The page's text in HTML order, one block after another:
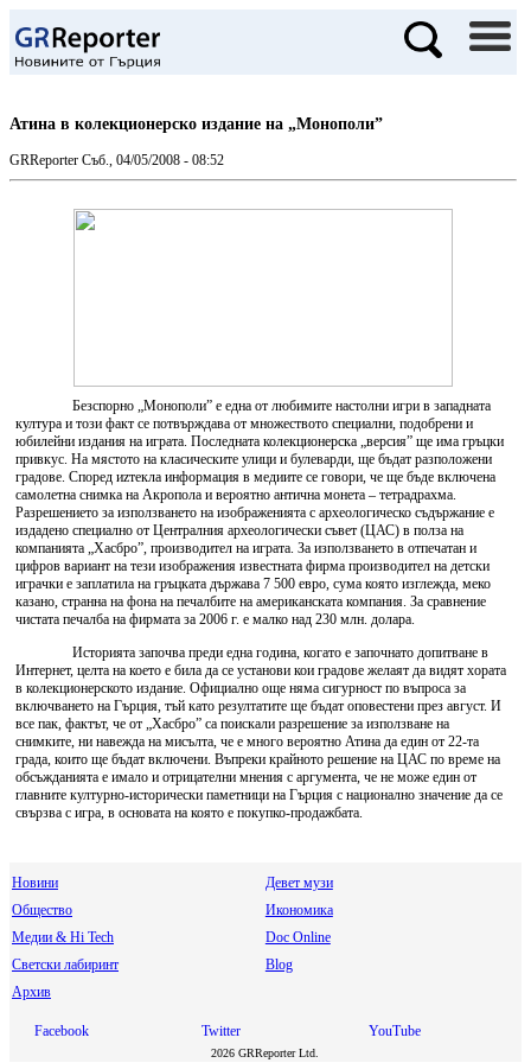
Атина в колекционерско издание на „Монополи”
GRReporter Съб., 04/05/2008 - 08:52
Безспорно „Монополи” е една от любимите настолни игри в западната
култура и този факт се потвърждава от множеството специални, подобрени и
юбилейни издания на играта. Последната колекционерска „версия” ще има гръцки
привкус. На мястото на класическите улици и булеварди, ще бъдат разположени
градове. Според иzтекла информация в медиите се говори, че ще бъде включена
самолетна снимка на Акропола и вероятно антична монета – тетрадрахма.
Разрешението за използването на изображенията с археологическо съдържание е
издадено специално от Централния археологически съвет (ЦАС) в полза на
компанията „Хасбро”, производител на играта. За използването в отпечатан и
цифров вариант на тези изображения известната фирма производител на детски
играчки е заплатила на гръцката държава 7 500 евро, сума която изглежда, меко
казано, странна на фона на печалбите на американската компания. За сравнение
чистата печалба на фирмата за 2006 г. е малко над 230 млн. долара.
Историята започва преди една година, когато е започнато допитване в
Интернет, целта на което е била да се установи кои градове желаят да видят хората
в колекционерското издание. Официално още няма сигурност по въпроса за
включването на Гърция, тъй като резултатите ще бъдат оповестени през август. И
все пак, фактът, че от „Хасбро” са поискали разрешение за използване на
снимките, ни навежда на мисълта, че е много вероятно Атина да един от 22-та
града, които ще бъдат включени. Въпреки крайното решение на ЦАС по време на
обсъжданията е имало и отрицателни мнения с аргумента, че не може един от
главните културно-исторически паметници на Гърция с национално значение да се
свързва с игра, в основата на която е покупко-продажбата.
Новини
Девет музи
Общество
Икономика
Медии & Hi Tech
Doc Online
Светски лабиринт
Blog
Архив
Facebook Twitter YouTube
2026 GRReporter Ltd.